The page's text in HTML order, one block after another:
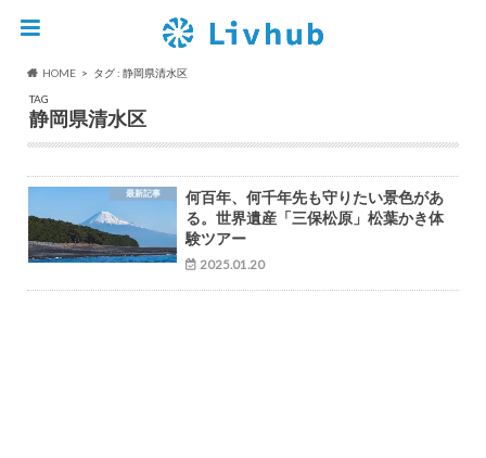
HOME
タグ : 静岡県清水区
TAG
静岡県清水区
最新記事
何百年、何千年先も守りたい景色があ
る。世界遺産「三保松原」松葉かき体
験ツアー
2025.01.20